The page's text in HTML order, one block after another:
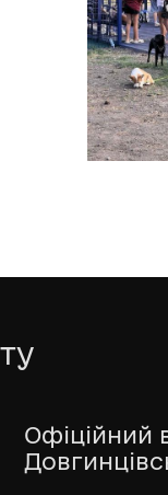
Офіційний